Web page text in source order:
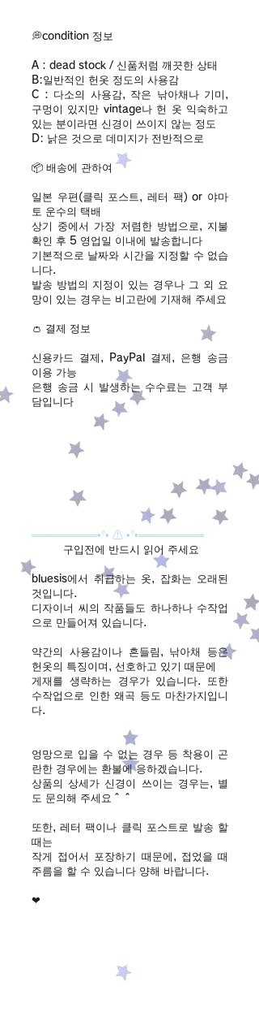
着丈 32cm
素材 記載なし コットン、ポリエステル混
condition【B】
💭condition 정보
A：dead stock / 신품처럼 깨끗한 상태
B:일반적인 헌옷 정도의 사용감
C：다소의 사용감, 작은 낚아채나 기미,
구멍이 있지만 vintage나 헌 옷 익숙하고
있는 분이라면 신경이 쓰이지 않는 정도
D: 낡은 것으로 데미지가 전반적으로
📦 배송에 관하여
일본 우편(클릭 포스트, 레터 팩) or 야마
토 운수의 택배
상기 중에서 가장 저렴한 방법으로, 지불
확인 후 5 영업일 이내에 발송합니다
기본적으로 날짜와 시간을 지정할 수 없습
니다.
발송 방법의 지정이 있는 경우나 그 외 요
망이 있는 경우는 비고란에 기재해 주세요
👛 결제 정보
신용카드 결제, PayPal 결제, 은행 송금
이용 가능
​은행 송금 시 발생하는 수수료는 고객 부
담입니다
═════════•°• ⚠ •°•═════════
구입전에 반드시 읽어 주세요
bluesis에서 취급하는 옷, 잡화는 오래된
것입니다.
디자이너 씨의 작품들도 하나하나 수작업
으로 만들어져 있습니다.
약간의 사용감이나 흔들림, 낚아채 등은
헌옷의 특징이며, 선호하고 있기 때문에
게재를 생략하는 경우가 있습니다. 또한
수작업으로 인한 왜곡 등도 마찬가지입니
다.
엉망으로 입을 수 없는 경우 등 착용이 곤
란한 경우에는 환불에 응하겠습니다.
상품의 상세가 신경이 쓰이는 경우는, 별
도 문의해 주세요＾＾
또한, 레터 팩이나 클릭 포스트로 발송 할
때는
작게 접어서 포장하기 때문에, 접었을 때
주름을 할 수 있습니다 양해 바랍니다.
❤︎